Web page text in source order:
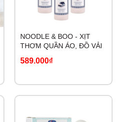
NOODLE & BOO - XỊT
THƠM QUẦN ÁO, ĐỒ VẢI
589.000₫